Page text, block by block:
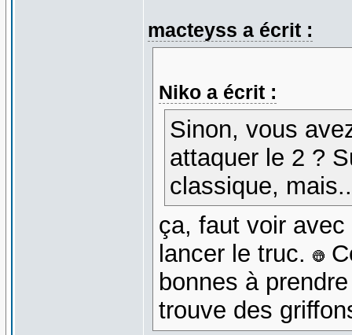
macteyss a écrit :
Niko a écrit :
Sinon, vous
attaquer le 2 ?
classique,
ça, faut voir
lancer le truc.
bonnes à
trouve des